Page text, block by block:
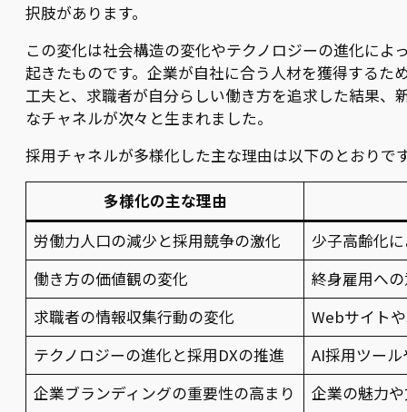
択肢があります。
この変化は社会構造の変化やテクノロジーの進化によ
起きたものです。企業が自社に合う人材を獲得するた
工夫と、求職者が自分らしい働き方を追求した結果、
なチャネルが次々と生まれました。
採用チャネルが多様化した主な理由は以下のとおりで
多様化の主な理由
労働力人口の減少と採用競争の激化
少子高齢化
働き方の価値観の変化
終身雇用へ
求職者の情報収集行動の変化
Webサイト
テクノロジーの進化と採用DXの推進
AI採用ツー
企業ブランディングの重要性の高まり
企業の魅力